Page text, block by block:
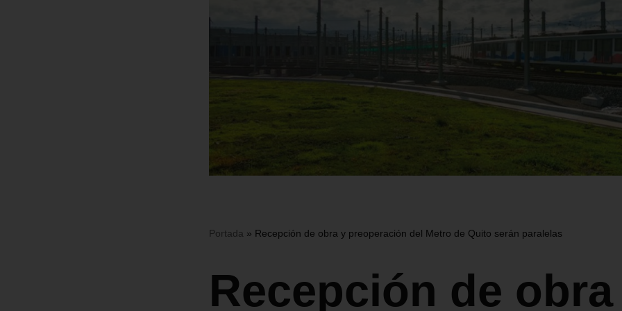
Portada » Recepción de obra y preoperación del Metro de Quito serán paralelas
Recepción de